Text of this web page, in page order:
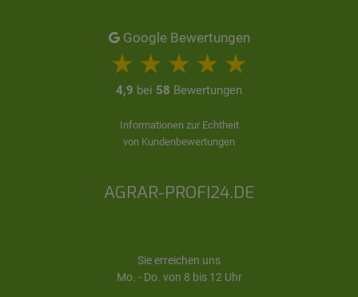
Google Bewertungen
4,9 bei 58 Bewertungen
Informationen zur Echtheit
von Kundenbewertungen
AGRAR-PROFI24.DE
Sie erreichen uns
Mo. - Do. von 8 bis 12 Uhr